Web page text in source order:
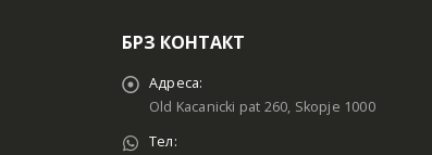
БРЗ КОНТАКТ
Адреса:
Old Kacanicki pat 260, Skopje 1000
Тел: